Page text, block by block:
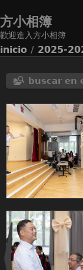
方小相簿
歡迎進入方小相簿
inicio / 2025-
buscar en